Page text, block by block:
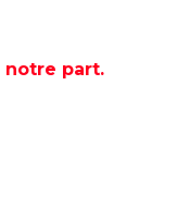
notre part.